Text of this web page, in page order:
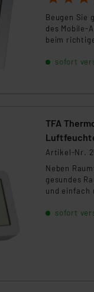
Beugen Sie
des Mobile-
beim
sofort
TFA
Artikel-Nr.
Neben
gesundes
und einfach
Heizenergie.
sofort